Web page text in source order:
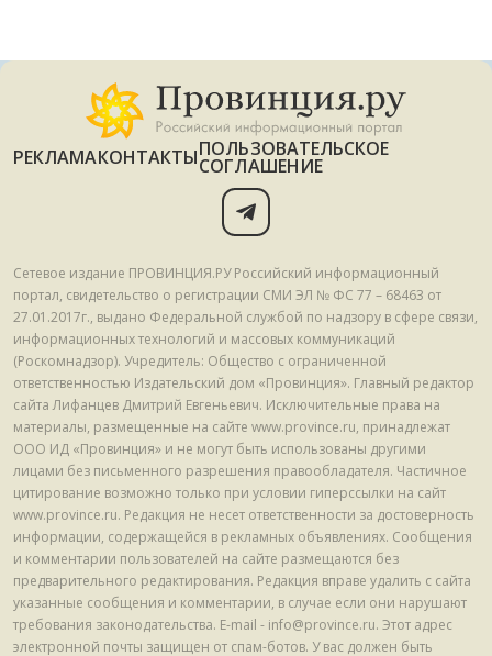
РЕКЛАМАКОНТАКТЫПОЛЬЗОВАТЕЛЬСКОЕ
СОГЛАШЕНИЕ
Сетевое издание ПРОВИНЦИЯ.РУ Российский информационный
портал, свидетельство о регистрации СМИ ЭЛ № ФС 77 – 68463 от
27.01.2017г., выдано Федеральной службой по надзору в сфере связи,
информационных технологий и массовых коммуникаций
(Роскомнадзор). Учредитель: Общество с ограниченной
ответственностью Издательский дом «Провинция». Главный редактор
сайта Лифанцев Дмитрий Евгеньевич. Исключительные права на
материалы, размещенные на сайте www.province.ru, принадлежат
ООО ИД «Провинция» и не могут быть использованы другими
лицами без письменного разрешения правообладателя. Частичное
цитирование возможно только при условии гиперссылки на сайт
www.province.ru. Редакция не несет ответственности за достоверность
информации, содержащейся в рекламных объявлениях. Сообщения
и комментарии пользователей на сайте размещаются без
предварительного редактирования. Редакция вправе удалить с сайта
указанные сообщения и комментарии, в случае если они нарушают
требования законодательства. E-mail - info@province.ru. Этот адрес
электронной почты защищен от спам-ботов. У вас должен быть